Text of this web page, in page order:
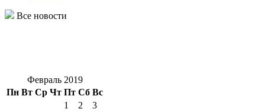
Все новости
Февраль 2019
Пн Вт Ср Чт Пт Сб Вс
1 2
3